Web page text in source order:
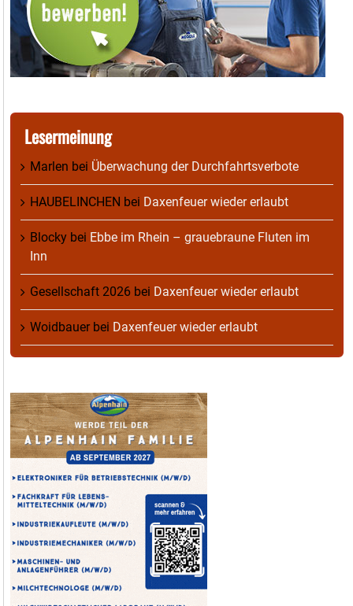
Lesermeinung
Marlen bei Überwachung der Durchfahrtsverbote
HAUBELINCHEN bei Daxenfeuer wieder erlaubt
Blocky bei Ebbe im Rhein – grauebraune Fluten im
Inn
Gesellschaft 2026 bei Daxenfeuer wieder erlaubt
Woidbauerbei Daxenfeuer wieder erlaubt